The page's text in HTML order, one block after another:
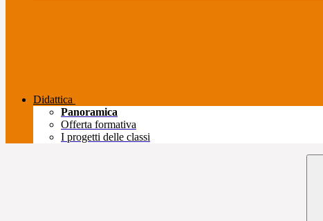
Didattica
Panoramica
Offerta formativa
I progetti delle classi